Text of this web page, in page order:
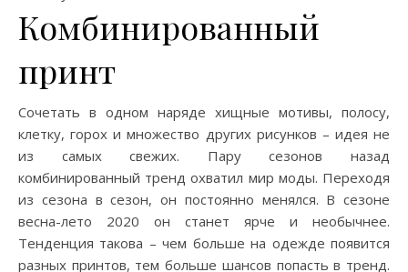
Комбинированный
принт
Сочетать в одном наряде хищные мотивы, полосу,
клетку, горох и множество других рисунков – идея не
из самых свежих. Пару сезонов назад
комбинированный тренд охватил мир моды. Переходя
из сезона в сезон, он постоянно менялся. В сезоне
весна-лето 2020 он станет ярче и необычнее.
Тенденция такова – чем больше на одежде появится
разных принтов, тем больше шансов попасть в тренд.